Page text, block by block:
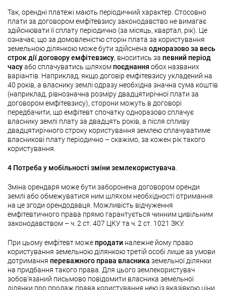
Так, орендні платежі мають періодичний характер. Стосовно
плати за договором емфітевзису законодавство не вимагає
здійснювати її сплату періодично (за місяць, квартал, рік). Це
означає, що за домовленістю сторін плата за користування
земельною ділянкою може бути здійснена одноразово за весь
строк дії договору емфітевзису, вноситись за певний період
часуабо сплачуватись шляхом поєднання обох названих
варіантів. Наприклад, якщо договір емфітевзису укладений на
40 років, а власнику землі одразу необхідна значна сума коштів
(наприклад, рівнозначна розміру двадцятирічної плати за
договором емфітевзису), сторони можуть в договорі
передбачити, що емфітевт спочатку одноразово сплачує
власнику землі плату за двадцять років, а після спливу
двадцятирічного строку користування землею сплачуватиме
власникові плату періодично – скажімо, за кожен рік такого
користування.
4 Потреба у мобільності зміни землекористувача
Зміна орендаря може бути заборонена договором оренди
землі або обмежуватися ним шляхом необхідності отримання
на це згоди орендодавця. Можливість відчуження
емфітевтичного права прямо гарантується чинним цивільним
законодавством – ч. 2 ст. 407 ЦКУ та ч. 2 ст. 1021 ЗКУ.
При цьому емфітевт може продати належне йому право
користування земельною ділянкою третій особі лише за умови
дотримання переважного права власника земельної ділянки
на придбання такого права. Для цього землекористувач
зобов’язаний письмово повідомити власника земельної
ділянки про продаж права користування нею із вказівкою ціни,